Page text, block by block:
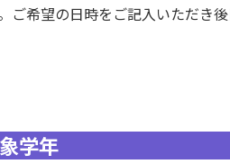
希望の日時をご記入いただき
学年